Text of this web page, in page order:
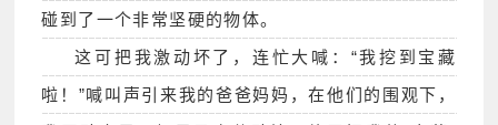
碰到了一个非常坚硬的物体。
这可把我激动坏了，连忙大喊：“我挖到宝藏
啦！”喊叫声引来我的爸爸妈妈，在他们的围观下，